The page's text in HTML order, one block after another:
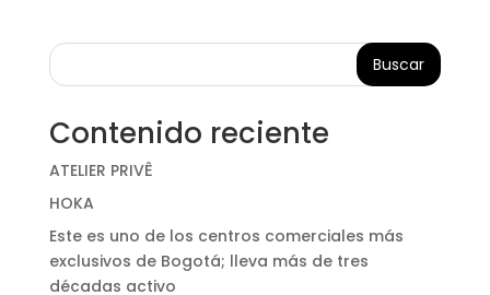
Buscar
Contenido reciente
ATELIER PRIVÊ
HOKA
Este es uno de los centros comerciales más
exclusivos de Bogotá; lleva más de tres
décadas activo